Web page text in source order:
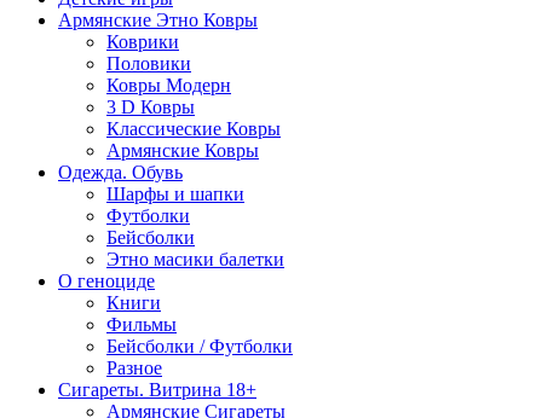
Армянские Этно Ковры
Коврики
Половики
Ковры Модерн
3 D Ковры
Классические Ковры
Армянские Ковры
Одежда. Обувь
Шарфы и шапки
Футболки
Бейсболки
Этно масики балетки
О геноциде
Книги
Фильмы
Бейсболки / Футболки
Разное
Сигареты. Витрина 18+
Армянские Сигареты